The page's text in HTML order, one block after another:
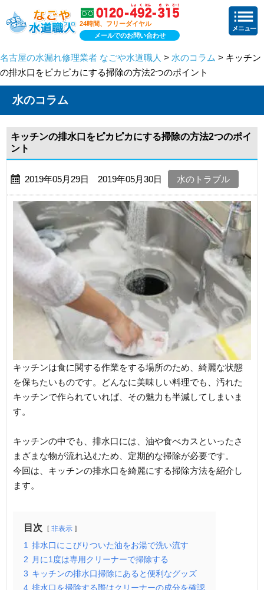
24時間、フリーダイヤル
メールでのお問い合わせ
名古屋の水漏れ修理業者 なごや水道職人 > 水のコラム > キッチン
の排水口をピカピカにする掃除の方法2つのポイント
水のコラム
キッチンの排水口をピカピカにする掃除の方法2つのポイ
ント
2019年05月29日 2019年05月30日 水のトラブル
キッチンは食に関する作業をする場所のため、綺麗な状態
を保ちたいものです。どんなに美味しい料理でも、汚れた
キッチンで作られていれば、その魅力も半減してしまいま
す。
キッチンの中でも、排水口には、油や食べカスといったさ
まざまな物が流れ込むため、定期的な掃除が必要です。
今回は、キッチンの排水口を綺麗にする掃除方法を紹介し
ます。
目次 非表示
1 排水口にこびりついた油をお湯で洗い流す
2 月に1度は専用クリーナーで掃除する
3 キッチンの排水口掃除にあると便利なグッズ
4 排水口を掃除する際はクリーナーの成分を確認